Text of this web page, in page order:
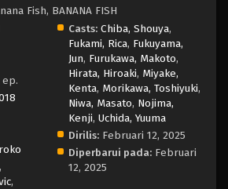
Fish, BANANA FISH
,
,
Casts: Chiba, Shouya,
Fukami, Rica, Fukuyama,
Jun, Furukawa, Makoto,
Hirata, Hiroaki, Miyake,
Kenta, Morikawa, Toshiyuki,
Niwa, Masato, Nojima,
Kenji,Uchida, Yuuma
Dirilis: Februari 12, 2025
Diperbarui pada: Februari
12, 2025